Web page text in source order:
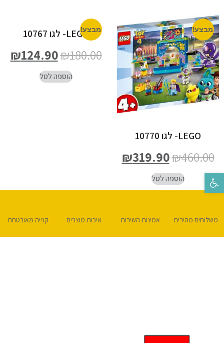
פתח סרגל נגישות
מבצע!
LEGO- לגו 10770
₪460.00
₪319.90
הוספה לסל
מבצע!LEGO- לגו 10767
₪180.00
₪124.90
הוספה לסל
משלוחים מהירים אמינות השירות איכות מוצרים קנייה מאובטחת